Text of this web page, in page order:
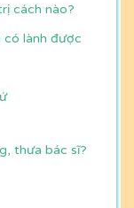
cách nào?
có lành được
thưa bác sĩ?